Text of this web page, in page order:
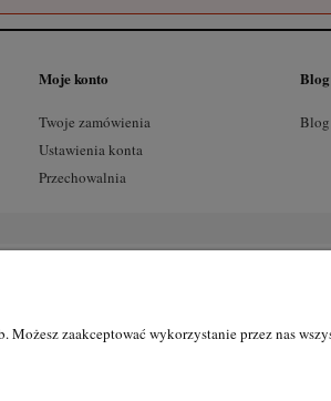
Moje konto
Twoje zamówienia
Ustawienia konta
Przechowalnia
Blog
zaakceptować wykorzystanie przez nas